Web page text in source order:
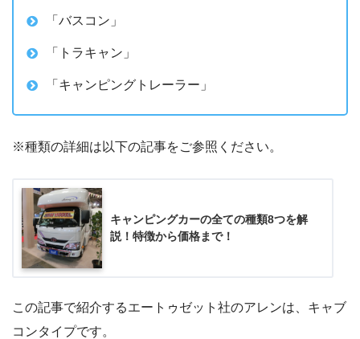
「バスコン」
「トラキャン」
「キャンピングトレーラー」
※種類の詳細は以下の記事をご参照ください。
キャンピングカーの全ての種類8つを解
説！特徴から価格まで！
この記事で紹介するエートゥゼット社のアレンは、キャブ
コンタイプです。